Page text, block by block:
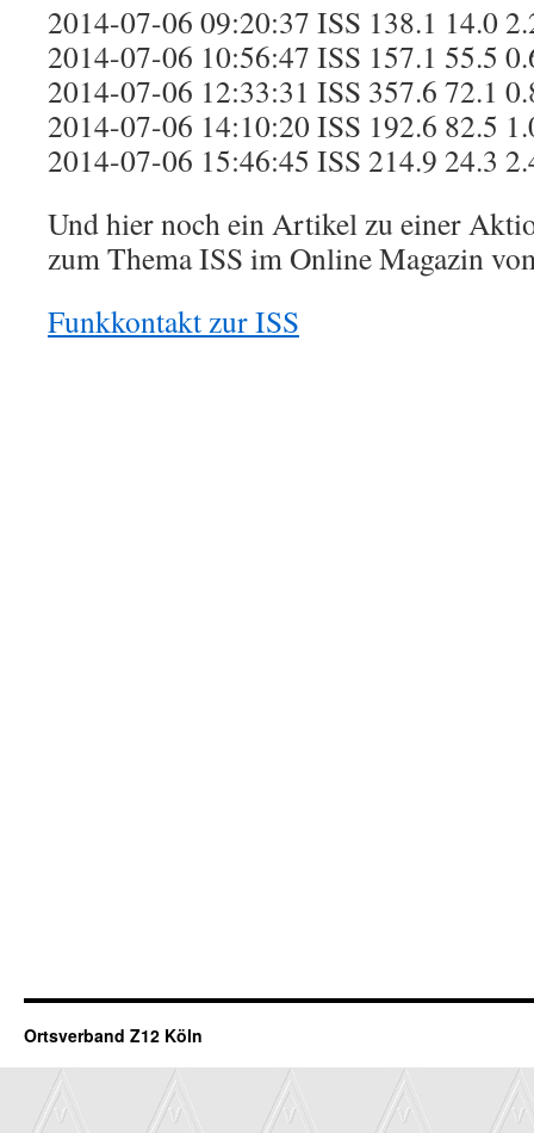
2014-07-06 09:20:37 ISS 138.1 14.0
2014-07-06 10:56:47 ISS 157.1 55.5
2014-07-06 12:33:31 ISS 357.6 72.1
2014-07-06 14:10:20 ISS 192.6 82.5
2014-07-06 15:46:45 ISS 214.9 24.3
Und hier noch ein Artikel zu einer
zum Thema ISS im Online Magazin
Funkkontakt zur ISS
Ortsverband Z12 Köln